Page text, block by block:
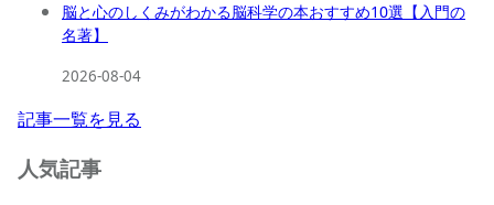
脳と心のしくみがわかる脳科学の本おすすめ10選【入門の
名著】
2026-08-04
記事一覧を見る
人気記事